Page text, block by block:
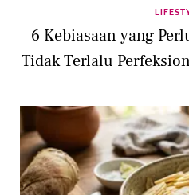
6 Kebiasaan yang
Tidak Terlalu